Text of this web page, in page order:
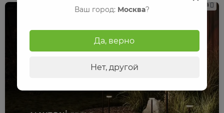
Реклама
Ваш город: Москва?
Да, верно
Нет, другой